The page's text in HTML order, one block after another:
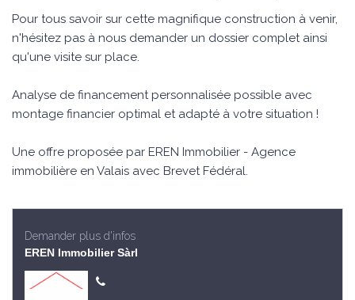
Pour tous savoir sur cette magnifique construction à venir,
n'hésitez pas à nous demander un dossier complet ainsi
qu'une visite sur place.
Analyse de financement personnalisée possible avec
montage financier optimal et adapté à votre situation !
Une offre proposée par EREN Immobilier - Agence
immobilière en Valais avec Brevet Fédéral.
Demander plus d'infos
EREN Immobilier Sàrl